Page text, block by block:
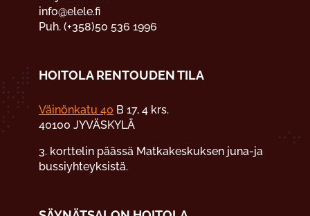
info@elele.fi
Puh. (+358)50 536 1996
HOITOLA RENTOUDEN TILA
Väinönkatu 40 B 17, 4 krs.
40100 JYVÄSKYLÄ
3. korttelin päässä Matkakeskuksen juna-ja
bussiyhteyksistä.